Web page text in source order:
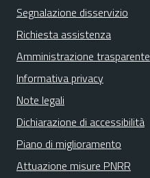
Segnalazione disservizio
Richiesta assistenza
Amministrazione trasparente
Informativa privacy
Note legali
Dichiarazione di accessibilità
Piano di miglioramento
Attuazione misure PNRR